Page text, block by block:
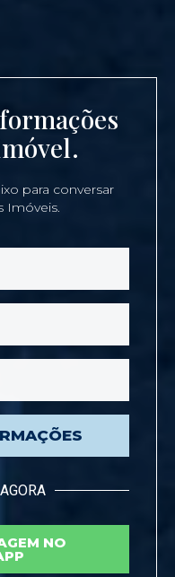
para conversar
Imóveis.
NO